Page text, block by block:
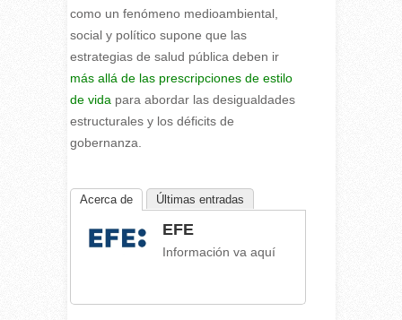
como un fenómeno medioambiental,
social y político supone que las
estrategias de salud pública deben ir
más allá de las prescripciones de estilo
de vida para abordar las desigualdades
estructurales y los déficits de
gobernanza.
Acerca de Últimas entradas
EFE
Información va aquí